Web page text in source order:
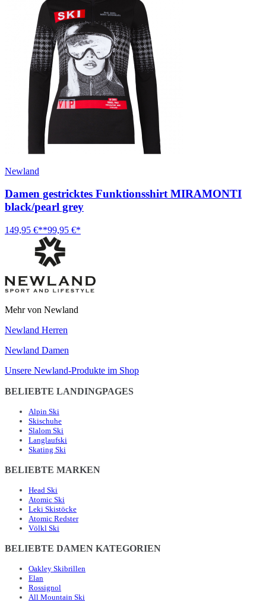
Newland
Damen gestricktes Funktionsshirt MIRAMONTI
black/pearl grey
149,95 €**99,95 €*
Mehr von Newland
Newland Herren
Newland Damen
Unsere Newland-Produkte im Shop
BELIEBTE LANDINGPAGES
Alpin Ski
Skischuhe
Slalom Ski
Langlaufski
Skating Ski
BELIEBTE MARKEN
Head Ski
Atomic Ski
Leki Skistöcke
Atomic Redster
Völkl Ski
BELIEBTE DAMEN KATEGORIEN
Oakley Skibrillen
Elan
Rossignol
All Mountain Ski